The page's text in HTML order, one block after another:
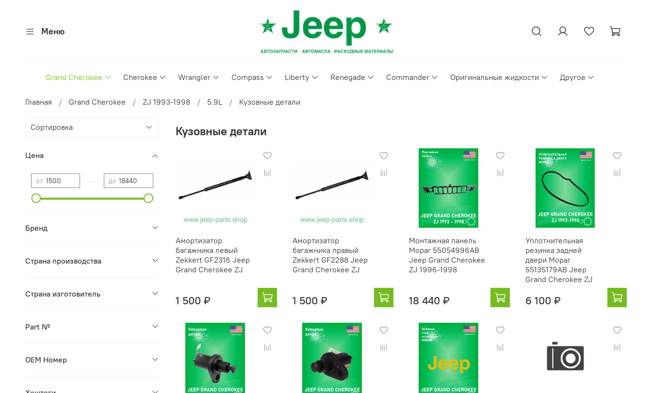
Меню
Grand Cherokee Cherokee Wrangler Compass Liberty Renegade Commander Оригинальные жидкости Другое
Главная Grand Cherokee ZJ 1993-1998 5.9L Кузовные детали
Кузовные детали
Амортизатор
багажника левый
Zekkert GF2316 Jeep
Grand Cherokee ZJ
1 500 ₽
Амортизатор
багажника правый
Zekkert GF2288 Jeep
Grand Cherokee ZJ
1 500 ₽
Монтажная панель
Mopar 55054996AB
Jeep Grand Cherokee
ZJ 1996-1998
18 440 ₽
Уплотнительная
резинка задней
двери Mopar
55135179AB Jeep
Grand Cherokee ZJ
6 100 ₽
Цена
от до
Бренд
Страна производства
Страна изготовитель
Part №
OEM Номер